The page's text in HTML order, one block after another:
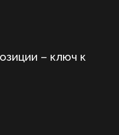
– ключ к